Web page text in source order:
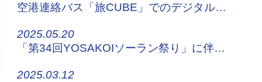
空港連絡バス「旅CUBE」でのデジタルチケット販売について
2025.05.20
「第34回YOSAKOIソーラン祭り」に伴う停留所休止・迂回運行について
2025.03.12